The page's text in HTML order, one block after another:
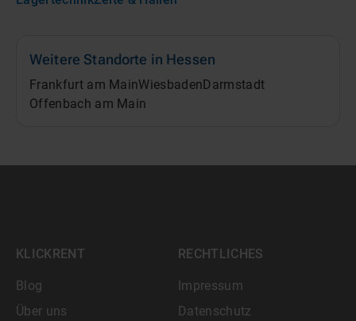
Weitere Standorte in Hessen
Frankfurt am MainWiesbaden Darmstadt
Offenbach am Main
KLICKRENT
Blog
Über uns
RECHTLICHES
Impressum
Datenschutz